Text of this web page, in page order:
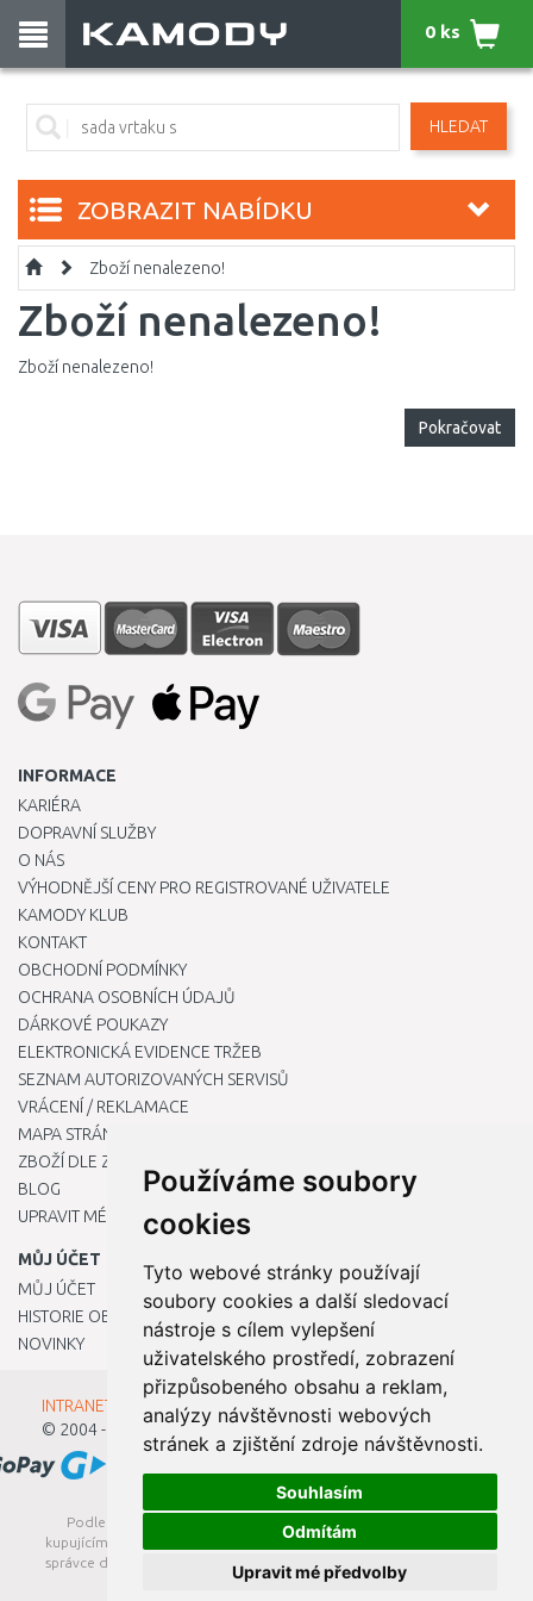
Používáme soubory
cookies
Tyto webové stránky používají
soubory cookies a další sledovací
nástroje s cílem vylepšení
uživatelského prostředí, zobrazení
přizpůsobeného obsahu a reklam,
analýzy návštěvnosti webových
stránek a zjištění zdroje návštěvnosti.
Souhlasím
Odmítám
Upravit mé předvolby
HLEDAT
0 ks
ZOBRAZIT NABÍDKU
Zboží nenalezeno!
Zboží nenalezeno!
Zboží nenalezeno!
Pokračovat
INFORMACE
KARIÉRA
DOPRAVNÍ SLUŽBY
O NÁS
VÝHODNĚJŠÍ CENY PRO REGISTROVANÉ UŽIVATELE
KAMODY KLUB
KONTAKT
OBCHODNÍ PODMÍNKY
OCHRANA OSOBNÍCH ÚDAJŮ
DÁRKOVÉ POUKAZY
ELEKTRONICKÁ EVIDENCE TRŽEB
SEZNAM AUTORIZOVANÝCH SERVISŮ
VRÁCENÍ / REKLAMACE
MAPA STRÁNKY
ZBOŽÍ DLE ZNAČEK
BLOG
UPRAVIT MÉ PŘEDVOLBY COOKIES
MŮJ ÚČET
MŮJ ÚČET
HISTORIE OBJEDNÁVEK
NOVINKY
INTRANET - Přihlášení pro zaměstnance
© 2004 - 2026
Kamody s.r.o.
Podle zákona o evidenci tržeb je prodávající povinen vystavit
kupujícímu účtenku. Zároveň je povinen zaevidovat přijatou tržbu u
správce daně online; v případě technického výpadku pak nejpozději
do 48 hodin.